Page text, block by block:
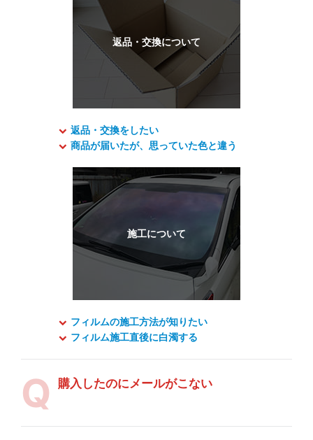
返品・交換をしたい
商品が届いたが、思っていた色と違う
フィルムの施工方法が知りたい
フィルム施工直後に白濁する
購入したのにメールがこない